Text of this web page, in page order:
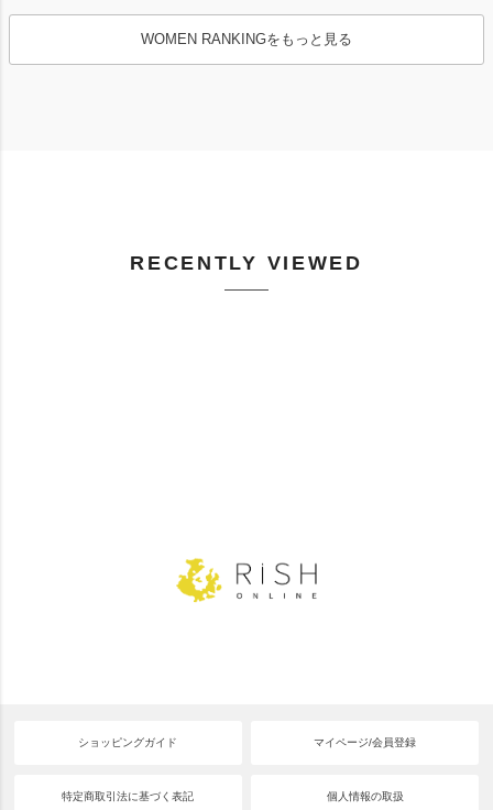
WOMEN RANKINGをもっと見る
RECENTLY VIEWED
ショッピングガイド マイページ/会員登録
特定商取引法に基づく表記 個人情報の取扱